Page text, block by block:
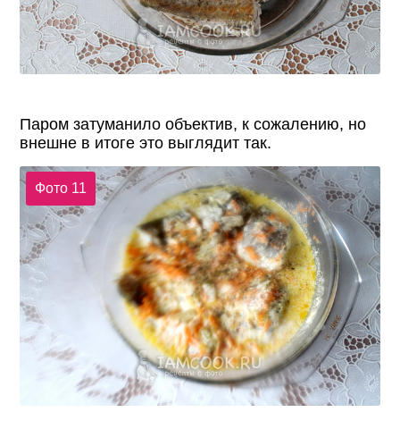
Паром затуманило объектив, к сожалению, но
внешне в итоге это выглядит так.
Фото 11